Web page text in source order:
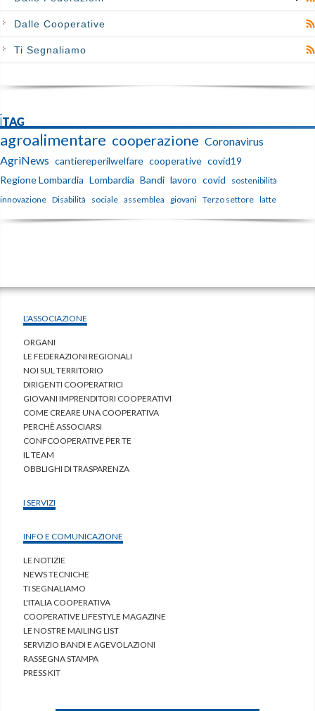
Dalle Cooperative
Ti Segnaliamo
iTAG
agroalimentare cooperazione Coronavirus
AgriNews cantiereperilwelfare cooperative covid19
Regione Lombardia Lombardia Bandi lavoro covid
sostenibilità
innovazione Disabilità sociale assemblea giovani Terzo settore latte
L'ASSOCIAZIONE
ORGANI
LE FEDERAZIONI REGIONALI
NOI SUL TERRITORIO
DIRIGENTI COOPERATRICI
GIOVANI IMPRENDITORI COOPERATIVI
COME CREARE UNA COOPERATIVA
PERCHÈ ASSOCIARSI
CONFCOOPERATIVE PER TE
IL TEAM
OBBLIGHI DI TRASPARENZA
I SERVIZI
INFO E COMUNICAZIONE
LE NOTIZIE
NEWS TECNICHE
TI SEGNALIAMO
L'ITALIA COOPERATIVA
COOPERATIVE LIFESTYLE MAGAZINE
LE NOSTRE MAILING LIST
SERVIZIO BANDI E AGEVOLAZIONI
RASSEGNA STAMPA
PRESS KIT